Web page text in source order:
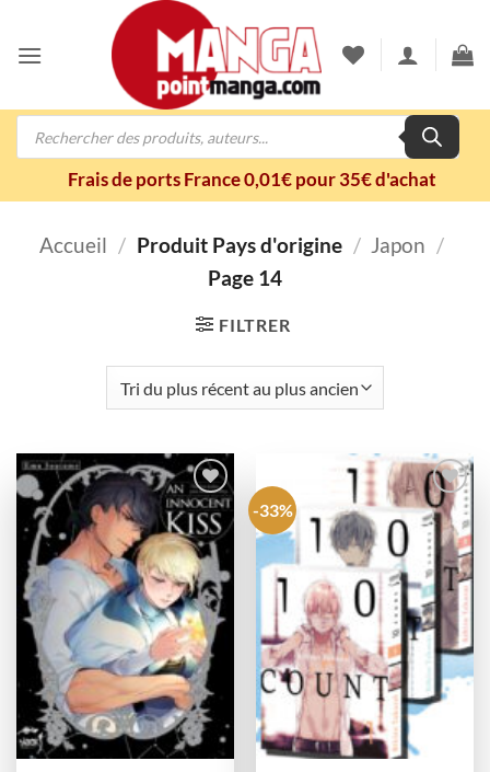
contenu
Recherche
Frais de ports France 0,01€ pour 35€ d'achat
Accueil / Produit Pays d'origine / Japon /
Page 14
FILTRER
Ajouter
à la
wishlist
-33%
Ajouter
à la
wishlist